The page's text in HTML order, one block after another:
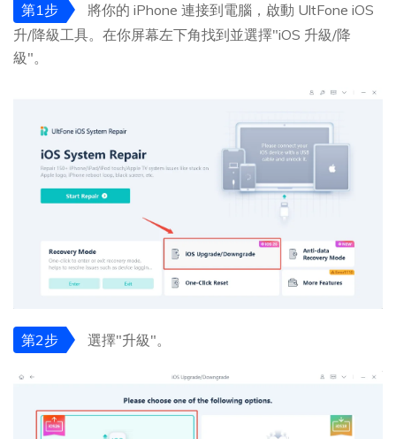
第1步
將你的 iPhone 連接到電腦，啟動 UltFone iOS
升/降級工具。在你屏幕左下角找到並選擇"iOS 升級/降
級"。
第2步 選擇"升級"。